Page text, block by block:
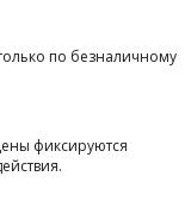
по безналичному
фиксируются